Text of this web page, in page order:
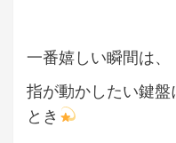
一番嬉しい瞬間は、
指が動かしたい鍵
とき